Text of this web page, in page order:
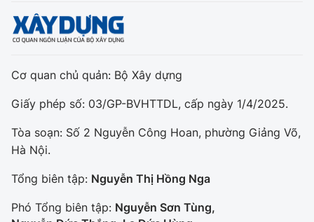
Cơ quan chủ quản: Bộ Xây dựng
Giấy phép số: 03/GP-BVHTTDL, cấp ngày 1/4/2025.
Tòa soạn: Số 2 Nguyễn Công Hoan, phường Giảng Võ,
Hà Nội.
Tổng biên tập: Nguyễn Thị Hồng Nga
Phó Tổng biên tập: Nguyễn Sơn Tùng,